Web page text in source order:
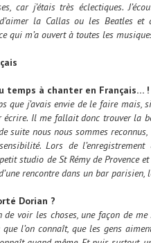
car j’étais très éclectiques.
la Callas ou les Beatles
qui m’a ouvert à toutes les
temps à chanter en Français… !
que j’avais envie de le faire mais,
écrire. Il me fallait donc trouver la
suite nous nous sommes
Lors de
studio de St Rémy de Provence
rencontre dans un bar parisien,
Dorian ?
de voir les choses, une façon de
l’on connaît, que les gens